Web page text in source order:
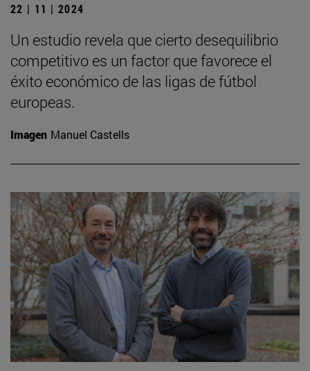
22 | 11 | 2024
Un estudio revela que cierto desequilibrio
competitivo es un factor que favorece el
éxito económico de las ligas de fútbol
europeas.
Imagen Manuel Castells